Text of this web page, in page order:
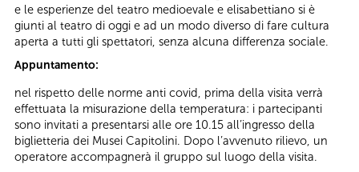
e le esperienze del teatro medioevale e elisabettiano si è
giunti al teatro di oggi e ad un modo diverso di fare cultura
aperta a tutti gli spettatori, senza alcuna differenza sociale.
Appuntamento:
nel rispetto delle norme anti covid, prima della visita verrà
effettuata la misurazione della temperatura: i partecipanti
sono invitati a presentarsi alle ore 10.15 all’ingresso della
biglietteria dei Musei Capitolini. Dopo l’avvenuto rilievo, un
operatore accompagnerà il gruppo sul luogo della visita.